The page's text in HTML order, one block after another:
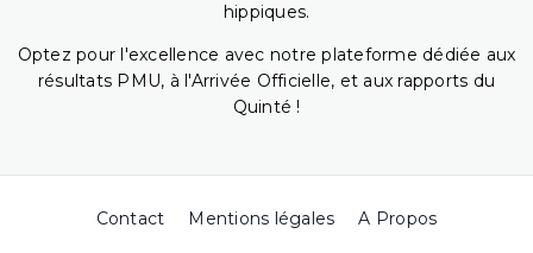
hippiques.
Optez pour l'excellence avec notre plateforme dédiée aux
résultats PMU, à l'Arrivée Officielle, et aux rapports du
Quinté !
Contact Mentions légales A Propos